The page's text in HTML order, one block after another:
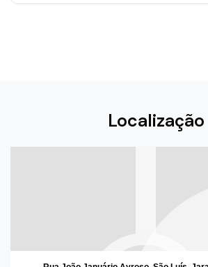
Localização